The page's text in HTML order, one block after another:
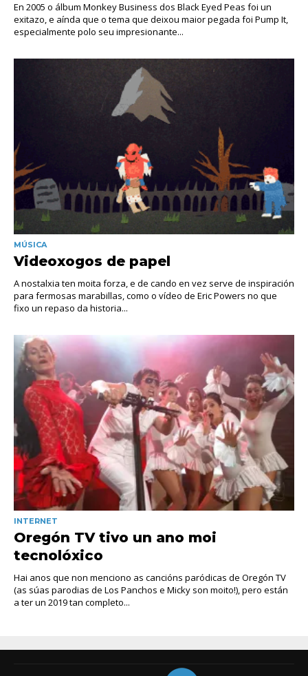
En 2005 o álbum Monkey Business dos Black Eyed Peas foi un
exitazo, e aínda que o tema que deixou maior pegada foi Pump It,
especialmente polo seu impresionante...
MÚSICA
Videoxogos de papel
A nostalxia ten moita forza, e de cando en vez serve de inspiración
para fermosas marabillas, como o vídeo de Eric Powers no que
fixo un repaso da historia...
INTERNET
Oregón TV tivo un ano moi
tecnolóxico
Hai anos que non menciono as cancións paródicas de Oregón TV
(as súas parodias de Los Panchos e Micky son moito!), pero están
a ter un 2019 tan completo...